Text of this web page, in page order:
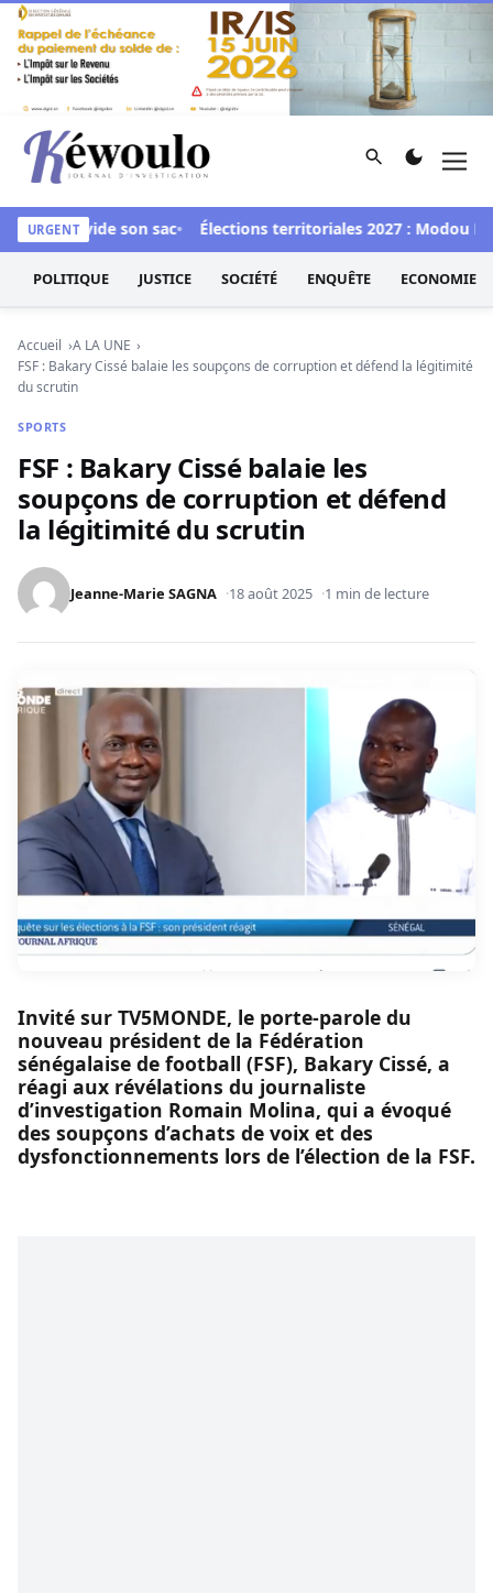
Aller au contenu
Kéwoulo, le premier site d'information et d'investigation
Rechercher
URGENTvide son sac Élections territoriales 2027 : Modou
POLITIQUE JUSTICE SOCIÉTÉ ENQUÊTE ECONOMIE
Accueil
A LA UNE
FSF : Bakary Cissé balaie les soupçons de corruption et défend la légitimité
du scrutin
SPORTS
FSF : Bakary Cissé balaie les
soupçons de corruption et défend
la légitimité du scrutin
Jeanne-Marie SAGNA 18 août 2025 1 min de lecture
Invité sur TV5MONDE, le porte-parole du
nouveau président de la Fédération
sénégalaise de football (FSF), Bakary Cissé, a
réagi aux révélations du journaliste
d’investigation Romain Molina, qui a évoqué
des soupçons d’achats de voix et des
dysfonctionnements lors de l’élection de la FSF.